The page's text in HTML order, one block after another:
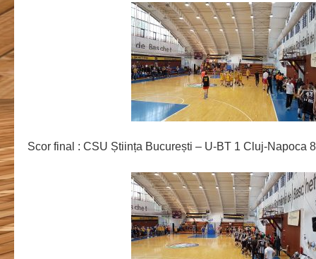
Scor final : CSU Știința București – U-BT 1 Cluj-Napoca